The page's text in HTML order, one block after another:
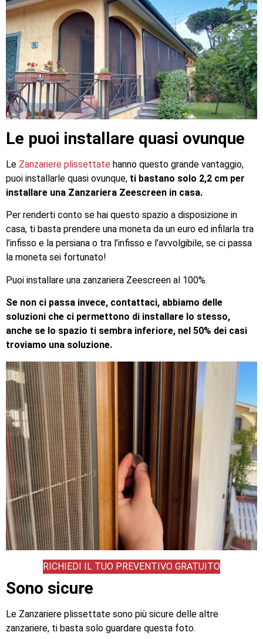
Le puoi installare quasi ovunque
Le Zanzariere plissettate hanno questo grande vantaggio,
puoi installarle quasi ovunque, ti bastano solo 2,2 cm per
installare una Zanzariera Zeescreen in casa.
Per renderti conto se hai questo spazio a disposizione in
casa, ti basta prendere una moneta da un euro ed infilarla tra
l’infisso e la persiana o tra l’infisso e l’avvolgibile, se ci passa
la moneta sei fortunato!
Puoi installare una zanzariera Zeescreen al 100%.
Se non ci passa invece, contattaci, abbiamo delle
soluzioni che ci permettono di installare lo stesso,
anche se lo spazio ti sembra inferiore, nel 50% dei casi
troviamo una soluzione.
RICHIEDI IL TUO PREVENTIVO GRATUITO
Sono sicure
Le Zanzariere plissettate sono più sicure delle altre
zanzariere, ti basta solo guardare questa foto.